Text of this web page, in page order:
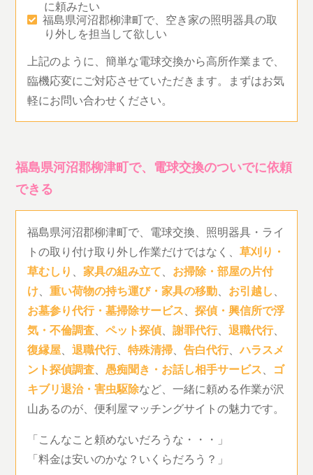
に頼みたい
福島県河沼郡柳津町で、空き家の照明器具の取
り外しを担当して欲しい
上記のように、簡単な電球交換から高所作業まで、
臨機応変にご対応させていただきます。まずはお気
軽にお問い合わせください。
福島県河沼郡柳津町で、電球交換のついでに依頼
できる
福島県河沼郡柳津町で、電球交換、照明器具・ライ
トの取り付け取り外し作業だけではなく、草刈り・
草むしり 、家具の組み立て、 お掃除・部屋の片付
け、重い荷物の持ち運び・家具の移動、 お引越し、
お墓参り代行・墓掃除サービス、探偵・興信所で浮
気・不倫調査、ペット探偵、謝罪代行、退職代行、
復縁屋、退職代行、特殊清掃、告白代行、ハラスメ
ント探偵調査、愚痴聞き・お話し相手サービス、 ゴ
キブリ退治・害虫駆除など、一緒に頼める作業が沢
山あるのが、便利屋マッチングサイトの魅力です。
「こんなこと頼めないだろうな・・・」
「料金は安いのかな？いくらだろう？」